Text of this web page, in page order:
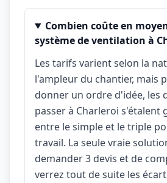
Combien coûte en
système de ventilation à
Les tarifs varient selon la
l'ampleur du chantier, mais
donner un ordre d'idée, les
passer à Charleroi s'étalent
entre le simple et le triple
travail. La seule vraie
demander 3 devis et de
verrez tout de suite les